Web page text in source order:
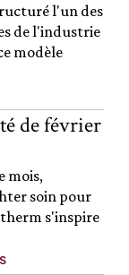
l'un des
de l'industrie
modèle
de février
mois,
soin pour
s'inspire